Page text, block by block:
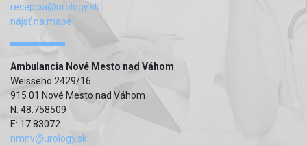
recepcia@urology.sk
nájsť na mape
Ambulancia Nové Mesto nad Váhom
Weisseho 2429/16
915 01 Nové Mesto nad Váhom
N: 48.758509
E: 17.83072
nmnv@urology.sk